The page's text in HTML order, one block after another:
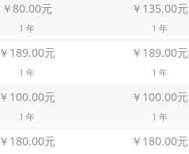
￥80.00元
1 年
￥135.00元
1 年
￥189.00元
1 年
￥189.00元
1 年
￥100.00元
1 年
￥100.00元
1 年
￥180.00元 ￥180.00元